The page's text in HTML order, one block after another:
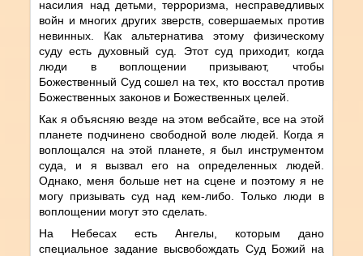
насилия над детьми, терроризма, несправедливых
войн и многих других зверств, совершаемых против
невинных. Как альтернатива этому физическому
суду есть духовный суд. Этот суд приходит, когда
люди в воплощении призывают, чтобы
Божественный Суд сошел на тех, кто восстал против
Божественных законов и Божественных целей.
Как я объясняю везде на этом вебсайте, все на этой
планете подчинено свободной воле людей. Когда я
воплощался на этой планете, я был инструментом
суда, и я вызвал его на определенных людей.
Однако, меня больше нет на сцене и поэтому я не
могу призывать суд над кем-либо. Только люди в
воплощении могут это сделать.
На Небесах есть Ангелы, которым дано
специальное задание высвобождать Суд Божий на